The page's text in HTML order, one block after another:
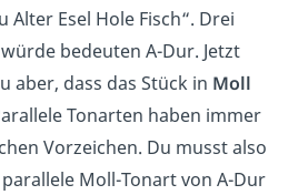
Alter Esel Hole Fisch“. Drei
bedeuten A-Dur. Jetzt
aber, dass das Stück in Moll
Tonarten haben immer
Vorzeichen. Du musst also
Moll-Tonart von A-Dur